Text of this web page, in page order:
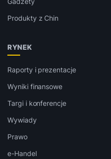
Produkty z Chin
RYNEK
Raporty i prezentacje
Wyniki finansowe
Targi i konferencje
Wywiady
Prawo
e-Handel